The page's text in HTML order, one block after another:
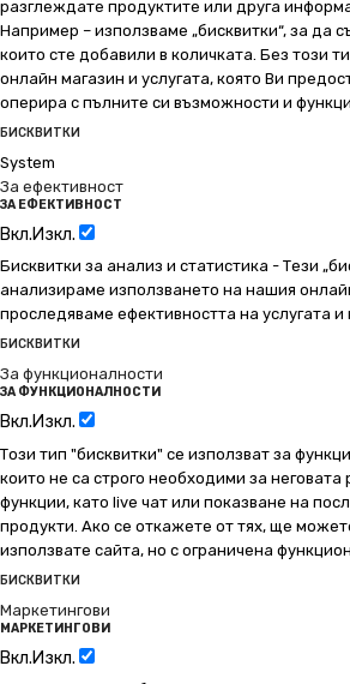
разглеждате продуктите или друга
Например – използваме „бисквитки“, за да
които сте добавили в количката. Без този
онлайн магазин и услугата, която Ви
оперира с пълните си възможности и
БИСКВИТКИ
System
За ефективност
ЗА ЕФЕКТИВНОСТ
Вкл.Изкл.
Бисквитки за анализ и статистика - Тези
анализираме използването на нашия
проследяваме ефективността на услугата и
БИСКВИТКИ
За функционалности
ЗА ФУНКЦИОНАЛНОСТИ
Вкл.Изкл.
Този тип "бисквитки" се използват за
които не са строго необходими за
функции, като live чат или показване на
продукти. Ако се откажете от тях, ще
използвате сайта, но с ограничена
БИСКВИТКИ
Маркетингови
МАРКЕТИНГОВИ
Вкл.Изкл.